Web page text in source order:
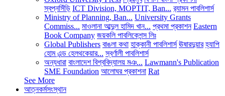
স্বপ্নসিঁড়ি ICT Division, MOPTIT, Ban... র‍্যামন পাবলিশার্স
Ministry of Planning, Ban... University Grants
Commiss... মাওলানা আব্দুল হামিদ খান... প্রথমা প্রকাশন Eastern
Book Company জয়কলি পাবলিকেশন্স লিঃ
Global Publishers বাঙলা কথা হাক্কানী পাবলিশার্স ঊষারদুয়ার হ্যাপি
হোম এন্ড হেলথকেয়ার... স্বর্ণালী পাবলিশার্স
অন্যধারা বাংলাদেশ বিশ্ববিদ্যালয় মঞ... Lawmann's Publication
SME Foundation আলোঘর প্রকাশনা Rat
See More
আত্নকর্মসংস্থান